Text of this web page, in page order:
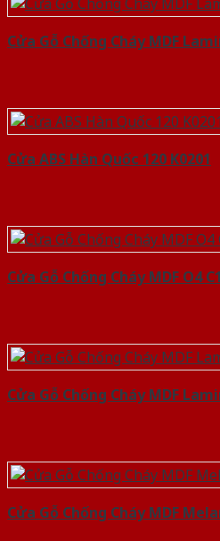
Cửa Gỗ Chống Cháy MDF
Cửa ABS Hàn Quốc 120 K0201
Cửa Gỗ Chống Cháy MDF O4
Cửa Gỗ Chống Cháy MDF
Cửa Gỗ Chống Cháy MDF